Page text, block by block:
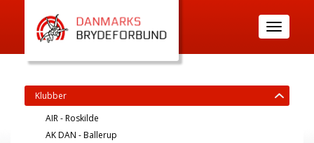
Toggle
navigation
Klubber
AIR - Roskilde
AK DAN - Ballerup